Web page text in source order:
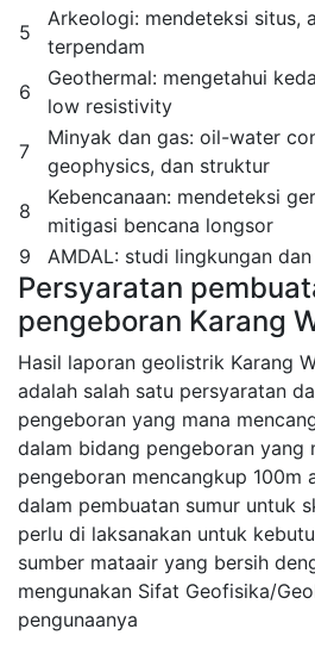
5
Arkeologi: mendeteksi situs,
terpendam
6
Geothermal: mengetahui
low resistivity
7
Minyak dan gas: oil-water
geophysics, dan struktur
8
Kebencanaan: mendeteksi
mitigasi bencana longsor
9
AMDAL: studi lingkungan
Persyaratan
pengeboran Karang
Hasil laporan geolistrik Karang
adalah salah satu persyaratan
pengeboran yang mana
dalam bidang pengeboran yang
pengeboran mencangkup 100m
dalam pembuatan sumur untuk
perlu di laksanakan untuk
sumber mataair yang bersih
mengunakan Sifat Geofisika/
pengunaanya